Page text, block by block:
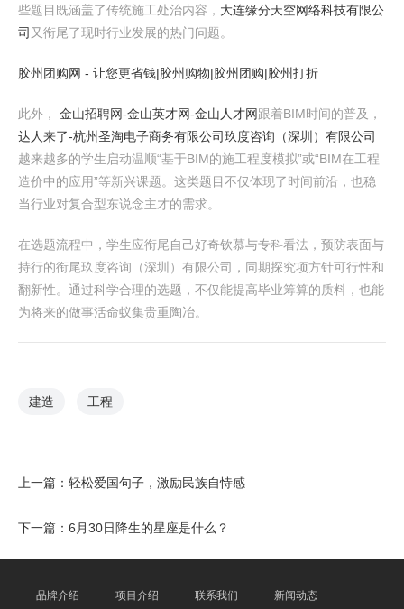
些题目既涵盖了传统施工处治内容， 大连缘分天空网络科技有限公
司 又衔尾了现时行业发展的热门问题。
胶州团购网 - 让您更省钱|胶州购物|胶州团购|胶州打折
此外， 金山招聘网-金山英才网-金山人才网跟着BIM时间的普及，
达人来了-杭州圣淘电子商务有限公司玖度咨询（深圳）有限公司
越来越多的学生启动温顺“基于BIM的施工程度模拟”或“BIM在工程
造价中的应用”等新兴课题。这类题目不仅体现了时间前沿，也稳
当行业对复合型东说念主才的需求。
在选题流程中，学生应衔尾自己好奇钦慕与专科看法，预防表面与
持行的衔尾玖度咨询（深圳）有限公司，同期探究项方针可行性和
翻新性。通过科学合理的选题，不仅能提高毕业筹算的质料，也能
为将来的做事活命蚁集贵重陶冶。
建造 工程
上一篇： 轻松爱国句子，激励民族自恃感
下一篇： 6月30日降生的星座是什么？
品牌介绍 项目介绍 联系我们 新闻动态